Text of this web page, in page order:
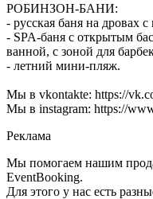
РОБИНЗОН-БАНИ:
- русская баня на дровах
- SPA-баня с открытым
ванной, с зоной для
- летний мини-пляж.
Мы в vkontakte: https://
Мы в instagram: https://
Реклама
Мы помогаем нашим
EventBooking.
Для этого у нас есть